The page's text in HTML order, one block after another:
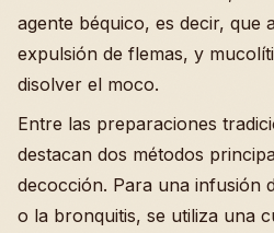
agente béquico, es decir, que
expulsión de flemas, y
disolver el moco.
Entre las preparaciones
destacan dos métodos
decocción. Para una infusión
o la bronquitis, se utiliza una